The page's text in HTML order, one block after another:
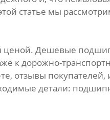
статье мы
ценой. Дешевые
к дорожно-
отзывы покупателей,
детали: